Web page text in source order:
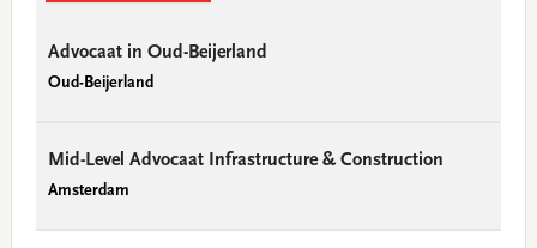
Advocaat in Oud-Beijerland
Oud-Beijerland
Mid-Level Advocaat Infrastructure & Construction
Amsterdam